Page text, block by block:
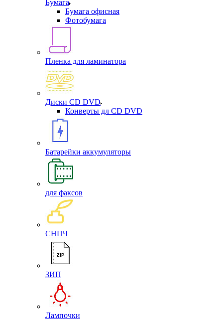
Бумага
Бумага офисная
Фотобумага
Пленка для ламинатора
Диски CD DVD
Конверты дл CD DVD
Батарейки аккумуляторы
для факсов
СНПЧ
ЗИП
Лампочки